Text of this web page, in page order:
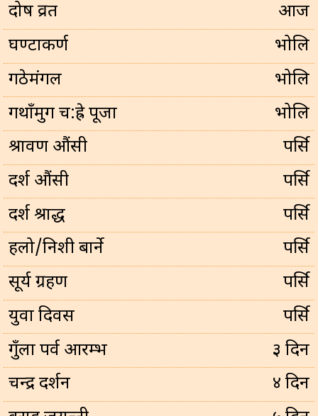
प्रदोष व्रत
आज
घण्टाकर्ण
भोलि
गठेमंगल
भोलि
गथाँमुग च:ह्रे पूजा
भोलि
श्रावण औंसी
पर्सि
दर्श औंसी
पर्सि
दर्श श्राद्ध
पर्सि
हलो/निशी बार्ने
पर्सि
सूर्य ग्रहण
पर्सि
युवा दिवस
पर्सि
गुँला पर्व आरम्भ
३ दिन
चन्द्र दर्शन
४ दिन